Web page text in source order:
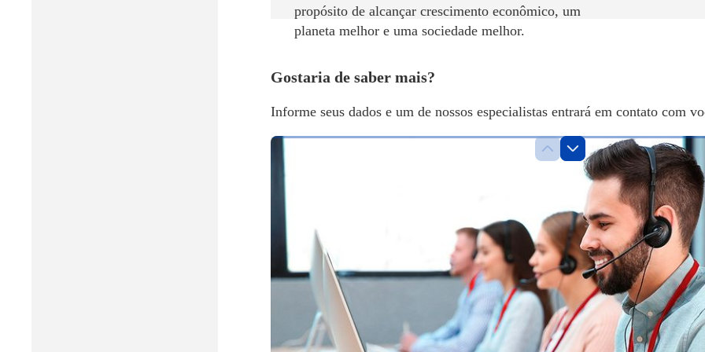
propósito de alcançar crescimento econômico, um
planeta melhor e uma sociedade melhor.
Gostaria de saber mais?
Informe seus dados e um de nossos especialistas entrará em contato com